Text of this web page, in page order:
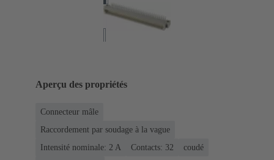
Aperçu des propriétés
Connecteur mâle
Raccordement par soudage à la vague
Intensité nominale: ‌2 A
Contacts: 32
coudé